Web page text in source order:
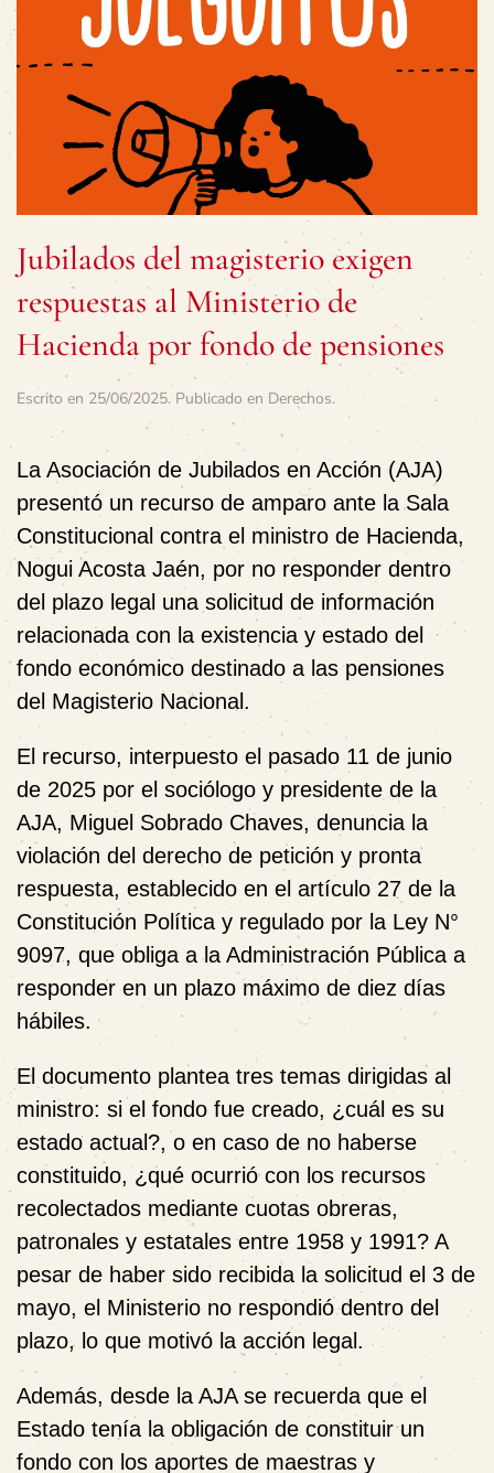
Jubilados del magisterio exigen
respuestas al Ministerio de
Hacienda por fondo de pensiones
Escrito en 25/06/2025. Publicado en Derechos.
La Asociación de Jubilados en Acción (AJA)
presentó un recurso de amparo ante la Sala
Constitucional contra el ministro de Hacienda,
Nogui Acosta Jaén, por no responder dentro
del plazo legal una solicitud de información
relacionada con la existencia y estado del
fondo económico destinado a las pensiones
del Magisterio Nacional.
El recurso, interpuesto el pasado 11 de junio
de 2025 por el sociólogo y presidente de la
AJA, Miguel Sobrado Chaves, denuncia la
violación del derecho de petición y pronta
respuesta, establecido en el artículo 27 de la
Constitución Política y regulado por la Ley N°
9097, que obliga a la Administración Pública a
responder en un plazo máximo de diez días
hábiles.
El documento plantea tres temas dirigidas al
ministro: si el fondo fue creado, ¿cuál es su
estado actual?, o en caso de no haberse
constituido, ¿qué ocurrió con los recursos
recolectados mediante cuotas obreras,
patronales y estatales entre 1958 y 1991? A
pesar de haber sido recibida la solicitud el 3 de
mayo, el Ministerio no respondió dentro del
plazo, lo que motivó la acción legal.
Además, desde la AJA se recuerda que el
Estado tenía la obligación de constituir un
fondo con los aportes de maestras y